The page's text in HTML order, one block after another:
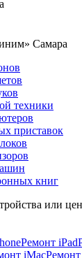
техники
приставок
книг
или
Ремонт iPad
iMacРемонт